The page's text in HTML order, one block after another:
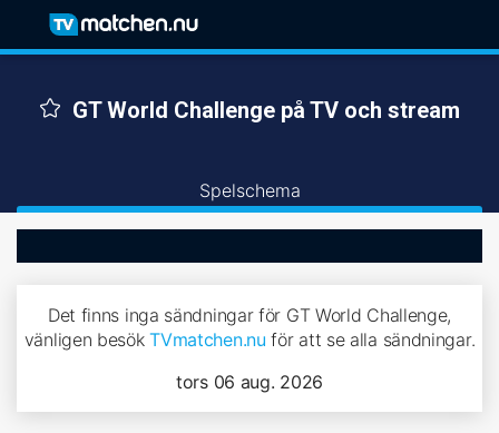
GT World Challenge på TV och stream
Spelschema
Det finns inga sändningar för GT World Challenge,
vänligen besökTVmatchen.nu för att se alla sändningar.
tors 06 aug. 2026